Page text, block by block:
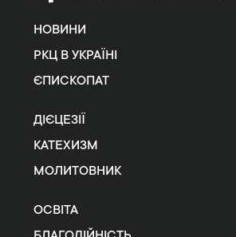
НОВИНИ
РКЦ В УКРАЇНІ
ЄПИСКОПАТ
ДІЄЦЕЗІЇ
КАТЕХИЗМ
МОЛИТОВНИК
ОСВІТА